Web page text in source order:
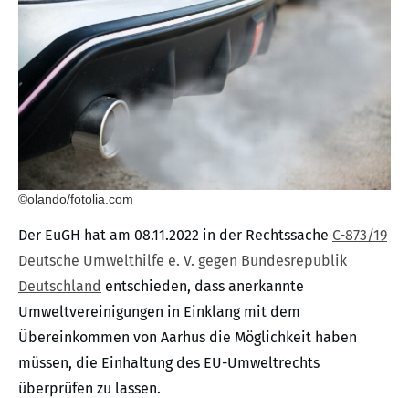
©olando/fotolia.com
Der EuGH hat am 08.11.2022 in der Rechtssache C-873/19
Deutsche Umwelthilfe e. V. gegen Bundesrepublik
Deutschland entschieden, dass anerkannte
Umweltvereinigungen in Einklang mit dem
Übereinkommen von Aarhus die Möglichkeit haben
müssen, die Einhaltung des EU-Umweltrechts
überprüfen zu lassen.